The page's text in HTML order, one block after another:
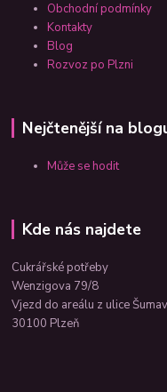
Obchodní podmínky
Kontakty
Blog
Rozvoz po Plzni
Nejčtenější na
Může se hodit
Kde nás najdete
Cukrářské potřeby
Wenzigova 79/8
Vjezd do areálu z ulice
30100 Plzeň